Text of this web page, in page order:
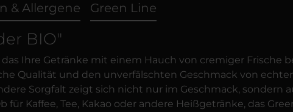
& Allergene Green Line
BIO"
Ihre Getränke mit einem Hauch von cremiger Frische
Qualität und den unverfälschten Geschmack von echter
Sorgfalt zeigt sich nicht nur im Geschmack, sondern
Kaffee, Tee, Kakao oder andere Heißgetränke, das